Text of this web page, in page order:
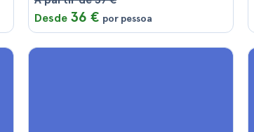
Desde 36 € por pessoa